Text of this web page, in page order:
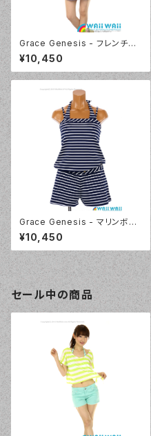
Grace Genesis - フレンチス
リーブ トリッキー4点セット（511
9 - 75:ネイビーブルー）
¥10,450
Grace Genesis - マリンボー
ダー （5117 - 75:ネイビーブル
ー）
¥10,450
セール中の商品